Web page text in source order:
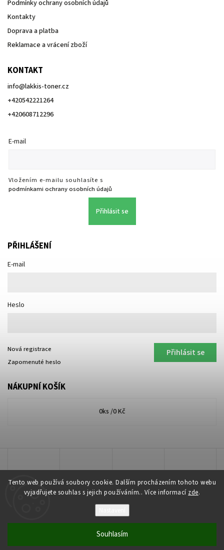
Tento web používá soubory cookie. Dalším procházením tohoto webu
vyjadřujete souhlas s jejich používáním.. Více informací zde.
Souhlasím
Podmínky ochrany osobních údajů
Kontakty
Doprava a platba
Reklamace a vrácení zboží
KONTAKT
info@lakkis-toner.cz
+420542221264
+420608712296
E-mail
Vložením e-mailu souhlasíte s
podmínkami ochrany osobních údajů
Přihlásit se
PŘIHLÁŠENÍ
E-mail
Heslo
Přihlásit se
Nová registrace
Zapomenuté heslo
NÁKUPNÍ KOŠÍK
0ks /0 Kč
Lakkis Toner. Všechna práva vyhrazena.